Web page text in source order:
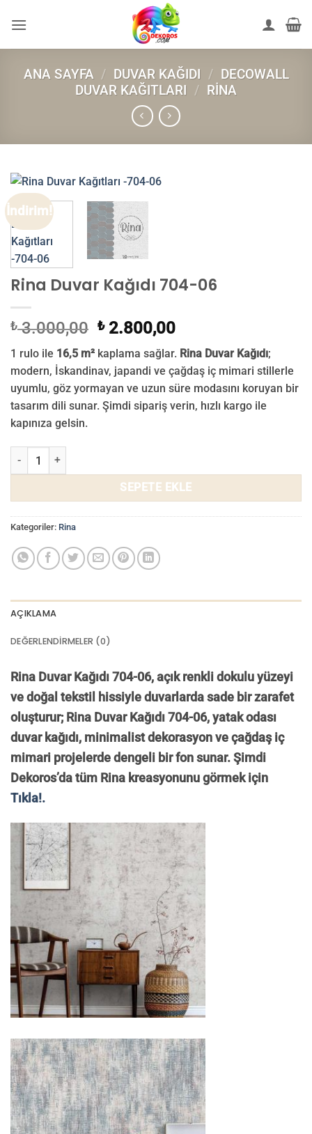
atla
ANA SAYFA / DUVAR KAĞIDI / DECOWALL
DUVAR KAĞITLARI / RINA
İndirim!
Rina Duvar Kağıdı 704-06
₺3.000,00 Orijinal
fiyat:
₺ 3.000,00.
₺2.800,00Şu
andaki
fiyat:
₺ 2.800,00.
1 rulo ile 16,5 m² kaplama sağlar. Rina Duvar Kağıdı;
modern, İskandinav, japandi ve çağdaş iç mimari stillerle
uyumlu, göz yormayan ve uzun süre modasını koruyan bir
tasarım dili sunar. Şimdi sipariş verin, hızlı kargo ile
kapınıza gelsin.
Rina Duvar Kağıdı 704-06 adet
SEPETE EKLE
Kategoriler: Rina
AÇIKLAMA
DEĞERLENDIRMELER (0)
Rina Duvar Kağıdı 704-06, açık renkli dokulu yüzeyi
ve doğal tekstil hissiyle duvarlarda sade bir zarafet
oluşturur; Rina Duvar Kağıdı 704-06, yatak odası
duvar kağıdı, minimalist dekorasyon ve çağdaş iç
mimari projelerde dengeli bir fon sunar. Şimdi
Dekoros’da tüm Rina kreasyonunu görmek için
Tıkla!.